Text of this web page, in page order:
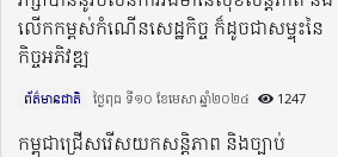
លើកកម្ពស់កំណើនសេដ្ឋកិច្ច ក៏ដូចជាសម្ទុះនៃ
កិច្ចអភិវឌ្ឍ
ព័ត៌មានជាតិ ថ្ងៃពុធ ទី១០ ខែមេសា ឆ្នាំ២០២៤​ 1247
កម្ពុជាជ្រើសរើសយកសន្តិភាព និងច្បាប់